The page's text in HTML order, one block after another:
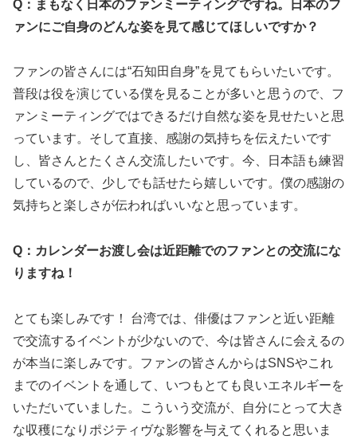
Q：まもなく日本のファンミーティングですね。日本のフ
ァンにご自身のどんな姿を見て感じてほしいですか？
ファンの皆さんには“石知田自身”を見てもらいたいです。
普段は役を演じている僕を見ることが多いと思うので、フ
ァンミーティングではできるだけ自然な姿を見せたいと思
っています。そして直接、感謝の気持ちを伝えたいです
し、皆さんとたくさん交流したいです。今、日本語も練習
しているので、少しでも話せたら嬉しいです。僕の感謝の
気持ちと楽しさが伝わればいいなと思っています。
Q：カレンダーお渡し会は近距離でのファンとの交流にな
りますね！
とても楽しみです！ 台湾では、俳優はファンと近い距離
で交流するイベントが少ないので、今は皆さんに会えるの
が本当に楽しみです。ファンの皆さんからはSNSやこれ
までのイベントを通して、いつもとても良いエネルギーを
いただいていました。こういう交流が、自分にとって大き
な収穫になりポジティヴな影響を与えてくれると思いま